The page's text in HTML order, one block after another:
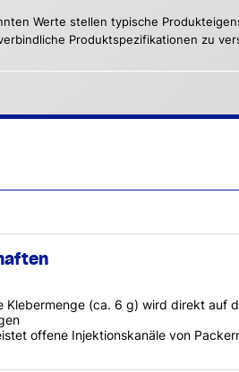
Werte stellen typische
Produktspezifikationen zu
Klebermenge (ca. 6 g) wird direkt auf
offene Injektionskanäle von